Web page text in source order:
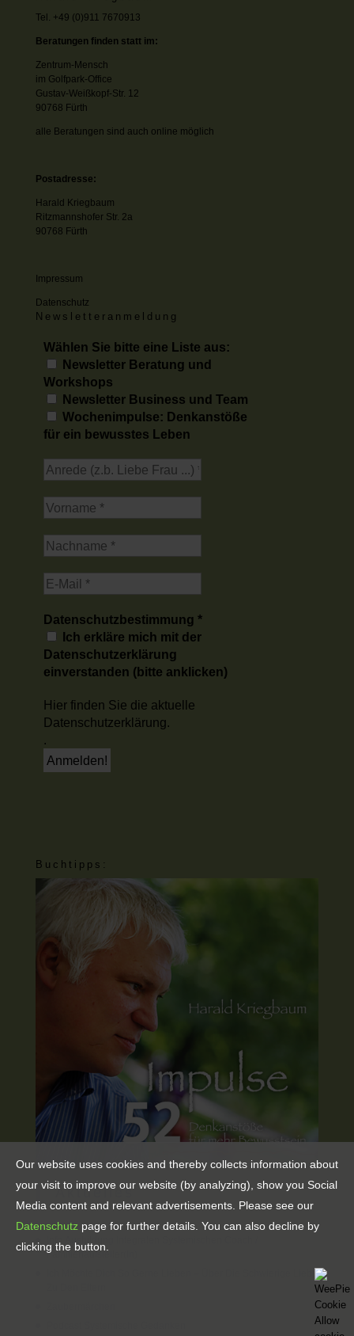
Tel. +49 (0)911 7670913
Beratungen finden statt im:
Zentrum-Mensch
im Golfpark-Office
Gustav-Weißkopf-Str. 12
90768 Fürth
alle Beratungen sind auch online möglich
Postadresse:
Harald Kriegbaum
Ritzmannshofer Str. 2a
90768 Fürth
Impressum
Datenschutz
Newsletteranmeldung
Wählen Sie bitte eine Liste aus:
Newsletter Beratung und
Workshops
Newsletter Business und Team
Wochenimpulse: Denkanstöße
für ein bewusstes Leben
Datenschutzbestimmung *
Ich erkläre mich mit der
Datenschutzerklärung
einverstanden (bitte anklicken)
Hier finden Sie die aktuelle
Datenschutzerklärung.
.
Buchtipps:
Aktuelles
Info Ausbildung Integralen Systemischen Coach /
Familienaufsteller(in)
Ich Möchte Dich So Gerne Lieben – Über Die Schwierige Liebe
Our website uses cookies and thereby collects information about
your visit to improve our website (by analyzing), show you Social
Media content and relevant advertisements. Please see our
Datenschutz page for further details. You can also decline by
clicking the button.